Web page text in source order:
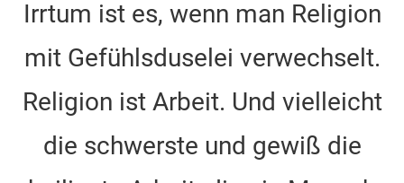
b
o
o
k
a
m
st dI
n
u
b
e
C
h
a
Irrtum ist es, wenn man Religion
mit Gefühlsduselei verwechselt.
Religion ist Arbeit. Und vielleicht
die schwerste und gewiß die